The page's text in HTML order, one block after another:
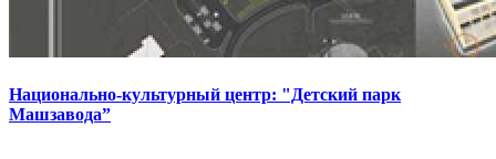
Национально-культурный центр: "Детский парк
Машзавода”